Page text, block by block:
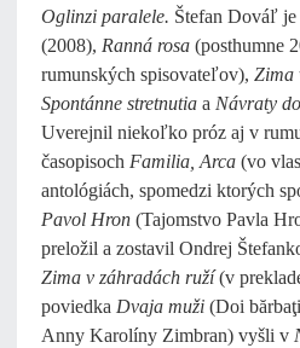
Oglinzi paralele. Štefan Dováľ je
(2008), Ranná rosa (posthumne
rumunských spisovateľov), Zima
Spontánne stretnutia a Návraty
Uverejnil niekoľko próz aj v
časopisoch Familia, Arca (vo
antológiách, spomedzi ktorých
Pavol Hron (Tajomstvo Pavla
preložil a zostavil Ondrej
Zima v záhradách ruží(v
poviedka Dvaja muži (Doi
Anny Karolíny Zimbran) vyšli v